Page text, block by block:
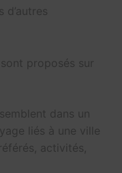
proposés sur
dans un
liés à une ville
activités,